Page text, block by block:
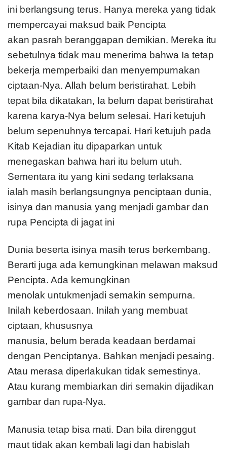
ini berlangsung terus. Hanya mereka yang tidak
mempercayai maksud baik Pencipta
akan pasrah beranggapan demikian. Mereka itu
sebetulnya tidak mau menerima bahwa Ia tetap
bekerja memperbaiki dan menyempurnakan
ciptaan-Nya. Allah belum beristirahat. Lebih
tepat bila dikatakan, Ia belum dapat beristirahat
karena karya-Nya belum selesai. Hari ketujuh
belum sepenuhnya tercapai. Hari ketujuh pada
Kitab Kejadian itu dipaparkan untuk
menegaskan bahwa hari itu belum utuh.
Sementara itu yang kini sedang terlaksana
ialah masih berlangsungnya penciptaan dunia,
isinya dan manusia yang menjadi gambar dan
rupa Pencipta di jagat ini
Dunia beserta isinya masih terus berkembang.
Berarti juga ada kemungkinan melawan maksud
Pencipta. Ada kemungkinan
menolak untukmenjadi semakin sempurna.
Inilah keberdosaan. Inilah yang membuat
ciptaan, khususnya
manusia, belum berada keadaan berdamai
dengan Penciptanya. Bahkan menjadi pesaing.
Atau merasa diperlakukan tidak semestinya.
Atau kurang membiarkan diri semakin dijadikan
gambar dan rupa-Nya.
Manusia tetap bisa mati. Dan bila direnggut
maut tidak akan kembali lagi dan habislah